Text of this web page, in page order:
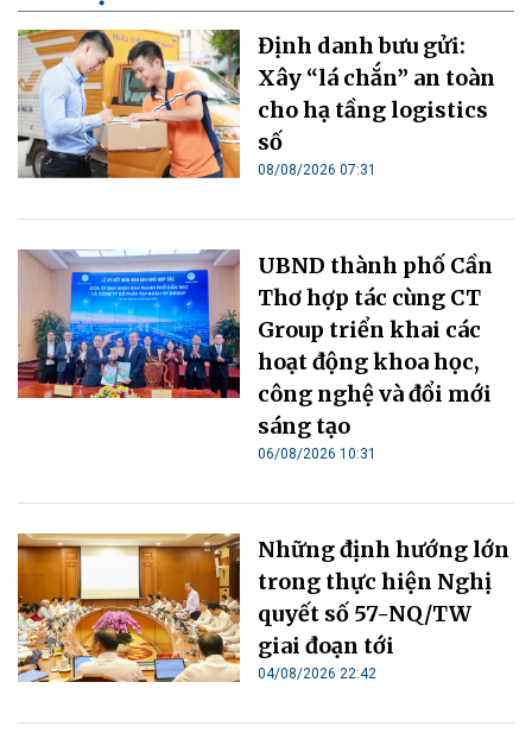
Định danh bưu gửi:
Xây “lá chắn” an toàn
cho hạ tầng logistics
số
08/08/2026 07:31
UBND thành phố Cần
Thơ hợp tác cùng CT
Group triển khai các
hoạt động khoa học,
công nghệ và đổi mới
sáng tạo
06/08/2026 10:31
Những định hướng lớn
trong thực hiện Nghị
quyết số 57-NQ/TW
giai đoạn tới
04/08/2026 22:42